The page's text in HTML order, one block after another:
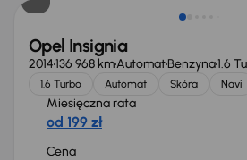
Opel Insignia
2014136 968 kmAutomatBenzyna1.6
1.6 Turbo Automat Skóra Navi
Miesięczna rata
od 199 zł
Cena